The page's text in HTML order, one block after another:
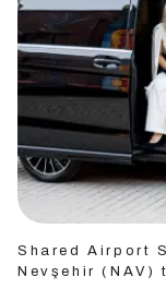
Shared Airport
Nevşehir (NAV)